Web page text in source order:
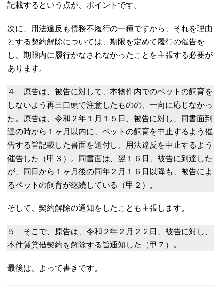
記載するという点が、ポイントです。
次に、用法違反も債務不履行の一種ですから、それを理由
とする契約解除については、期限を定めて履行の催告を
し、期限内に履行がなされなかったことを主張する必要が
あります。
４ 原告は、被告に対して、本物件内でのペットの飼育を
しないよう再三口頭で注意したものの、一向に応じなかっ
た。原告は、令和２年１月１５日、被告に対し、同書面到
達の時から１ヶ月以内に、ペットの飼育を中止するよう催
告する旨記載した書面を送付し、用法違反を中止するよう
催告した（甲３）。同書面は、翌１６日、被告に到達した
が、同日から１ヶ月後の同年２月１６日以降も、被告によ
るペットの飼育が継続している（甲２）。
そして、契約解除の通知をしたことも主張します。
５ そこで、原告は、令和２年２月２２日、被告に対し、
本件賃貸借契約を解除する旨通知した（甲７）。
最後は、よって書きです。